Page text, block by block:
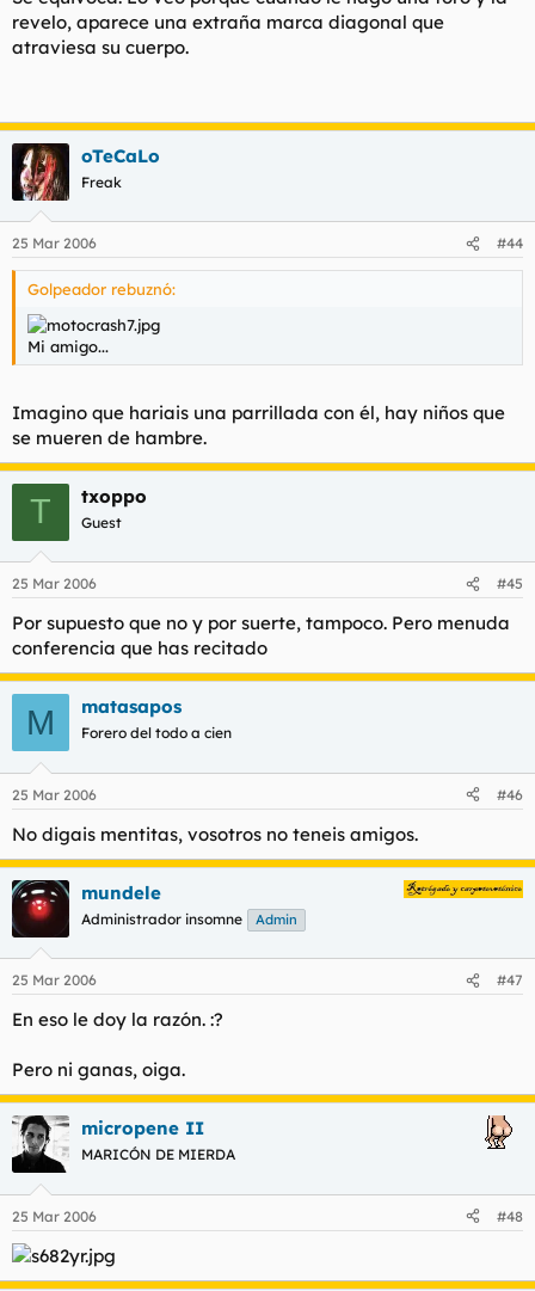
revelo, aparece una extraña marca diagonal que
atraviesa su cuerpo.
oTeCaLo
Freak
25 Mar 2006 #44
Golpeador rebuznó:
Mi amigo...
Imagino que hariais una parrillada con él, hay niños que
se mueren de hambre.
T txoppo
Guest
25 Mar 2006 #45
Por supuesto que no y por suerte, tampoco. Pero menuda
conferencia que has recitado
M matasapos
Forero del todo a cien
25 Mar 2006 #46
No digais mentitas, vosotros no teneis amigos.
mundele
Administrador insomne Admin
25 Mar 2006 #47
En eso le doy la razón. :?
Pero ni ganas, oiga.
micropene II
MARICÓN DE MIERDA
25 Mar 2006 #48